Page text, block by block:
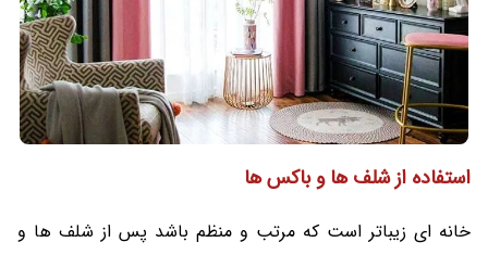
استفاده از شلف ها و باکس ها
خانه ای زیباتر است که مرتب و منظم باشد پس از شلف ها و